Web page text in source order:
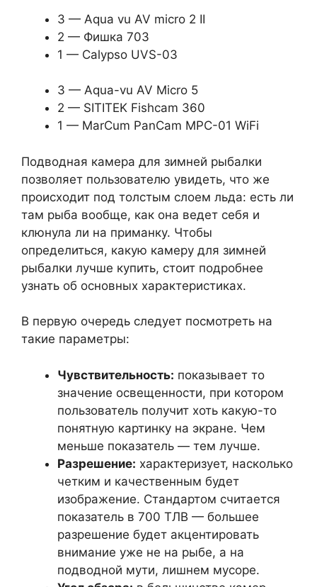
3 — Aqua vu AV micro 2 II
2 — Фишка 703
1 — Calypso UVS-03
3 — Aqua-vu AV Micro 5
2 — SITITEK Fishcam 360
1 — MarCum PanCam MPC-01 WiFi
Подводная камера для зимней рыбалки
позволяет пользователю увидеть, что же
происходит под толстым слоем льда: есть ли
там рыба вообще, как она ведет себя и
клюнула ли на приманку. Чтобы
определиться, какую камеру для зимней
рыбалки лучше купить, стоит подробнее
узнать об основных характеристиках.
В первую очередь следует посмотреть на
такие параметры:
Чувствительность: показывает то
значение освещенности, при котором
пользователь получит хоть какую-то
понятную картинку на экране. Чем
меньше показатель — тем лучше.
Разрешение: характеризует, насколько
четким и качественным будет
изображение. Стандартом считается
показатель в 700 ТЛВ — большее
разрешение будет акцентировать
внимание уже не на рыбе, а на
подводной мути, лишнем мусоре.